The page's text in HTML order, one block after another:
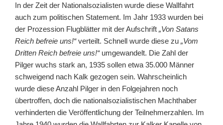
In der Zeit der Nationalsozialisten wurde diese Wallfahrt
auch zum politischen Statement. Im Jahr 1933 wurden bei
der Prozession Flugblätter mit der Aufschrift „Von Satans
Reich befreie uns!“verteilt. Schnell wurde diese zu „Vom
Dritten Reich befreie uns!“umgewandelt. Die Zahl der
Pilger wuchs stark an, 1935 sollen etwa 35.000 Männer
schweigend nach Kalk gezogen sein. Wahrscheinlich
wurde diese Anzahl Pilger in den Folgejahren noch
übertroffen, doch die nationalsozialistischen Machthaber
verhinderten die Veröffentlichung der Teilnehmerzahlen. Im